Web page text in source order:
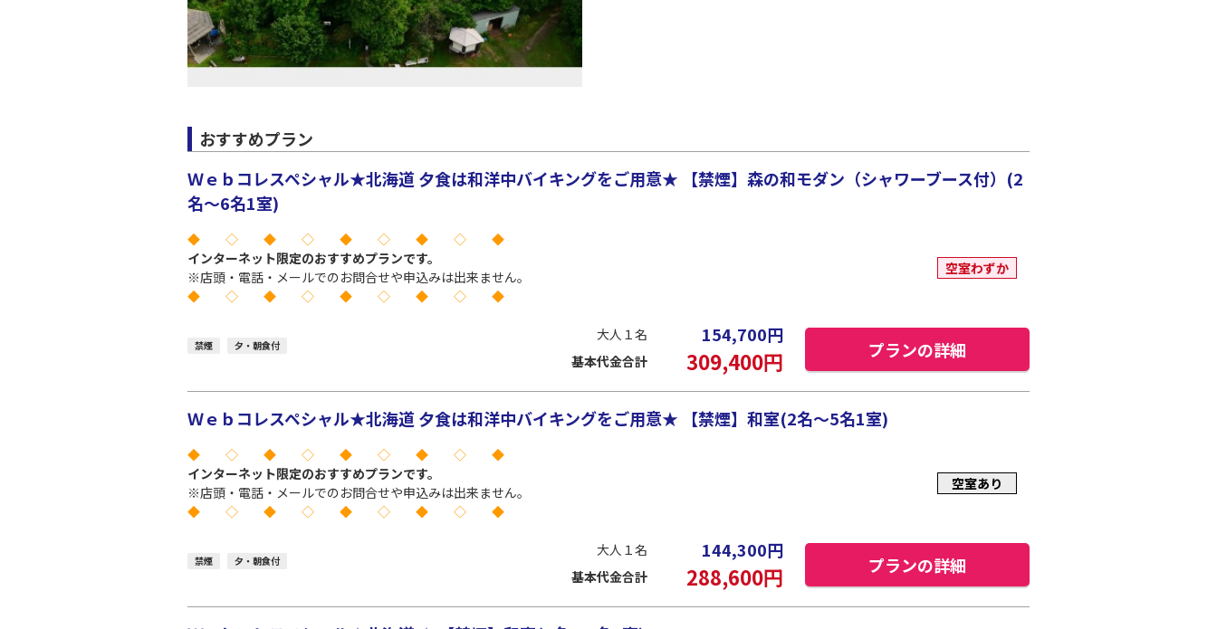
おすすめプラン
Ｗｅｂコレスペシャル★北海道 夕食は和洋中バイキングをご用意★ 【禁煙】森の和モダン（シャワーブース付）(2
名～6名1室)
◆ ◇ ◆ ◇ ◆ ◇ ◆ ◇ ◆
インターネット限定のおすすめプランです。
※店頭・電話・メールでのお問合せや申込みは出来ません。
◆ ◇ ◆ ◇ ◆ ◇ ◆ ◇ ◆
空室わずか
禁煙 夕・朝食付
大人１名 154,700円
基本代金合計 309,400円 プランの詳細
Ｗｅｂコレスペシャル★北海道 夕食は和洋中バイキングをご用意★ 【禁煙】和室(2名～5名1室)
◆ ◇ ◆ ◇ ◆ ◇ ◆ ◇ ◆
インターネット限定のおすすめプランです。
※店頭・電話・メールでのお問合せや申込みは出来ません。
◆ ◇ ◆ ◇ ◆ ◇ ◆ ◇ ◆
空室あり
禁煙 夕・朝食付
大人１名 144,300円
基本代金合計 288,600円 プランの詳細